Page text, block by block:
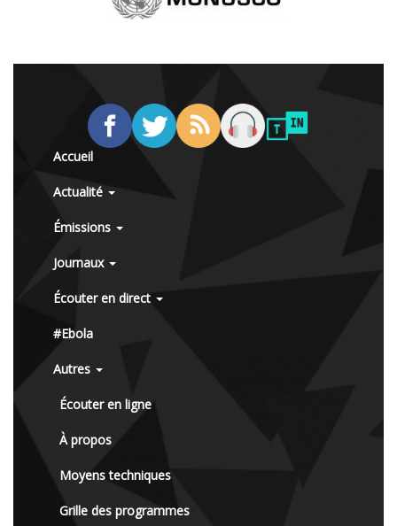
Accueil
Actualité
Émissions
Journaux
Écouter en direct
#Ebola
Autres
Écouter en ligne
À propos
Moyens techniques
Grille des programmes